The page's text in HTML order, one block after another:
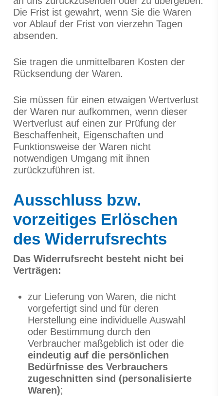
Die Frist ist gewahrt, wenn Sie die Waren
vor Ablauf der Frist von vierzehn Tagen
absenden.
Sie tragen die unmittelbaren Kosten der
Rücksendung der Waren.
Sie müssen für einen etwaigen Wertverlust
der Waren nur aufkommen, wenn dieser
Wertverlust auf einen zur Prüfung der
Beschaffenheit, Eigenschaften und
Funktionsweise der Waren nicht
notwendigen Umgang mit ihnen
zurückzuführen ist.
Ausschluss bzw.
vorzeitiges Erlöschen
des Widerrufsrechts
Das Widerrufsrecht besteht nicht bei
Verträgen:
zur Lieferung von Waren, die nicht
vorgefertigt sind und für deren
Herstellung eine individuelle Auswahl
oder Bestimmung durch den
Verbraucher maßgeblich ist oder die
eindeutig auf die persönlichen
Bedürfnisse des Verbrauchers
zugeschnitten sind (personalisierte
Waren);